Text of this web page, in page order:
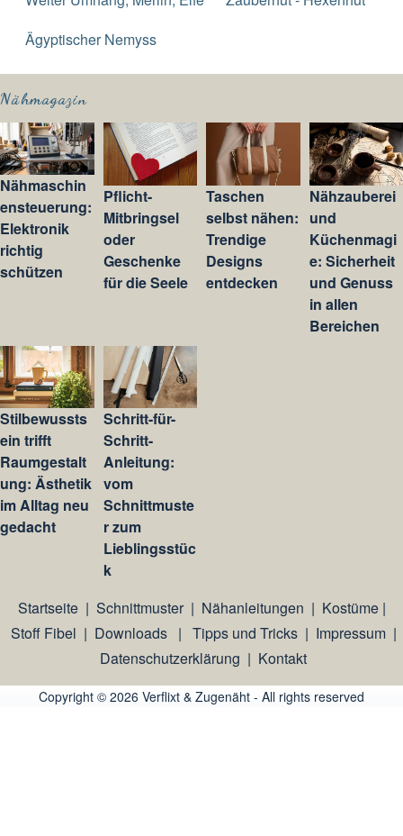
Ägyptischer Nemyss
Nähmagazin
Nähmaschin
ensteuerung:
Elektronik
richtig
schützen
Pflicht-
Mitbringsel
oder
Geschenke
für die Seele
Taschen
selbst nähen:
Trendige
Designs
entdecken
Nähzauberei
und
Küchenmagi
e: Sicherheit
und Genuss
in allen
Bereichen
Stilbewussts
ein trifft
Raumgestalt
ung: Ästhetik
im Alltag neu
gedacht
Schritt-für-
Schritt-
Anleitung:
vom
Schnittmuste
r zum
Lieblingsstüc
k
Startseite| Schnittmuster| Nähanleitungen | Kostüme|
Stoff Fibel | Downloads | Tipps und Tricks| Impressum|
Datenschutzerklärung | Kontakt
Copyright © 2026 Verflixt & Zugenäht - All rights reserved